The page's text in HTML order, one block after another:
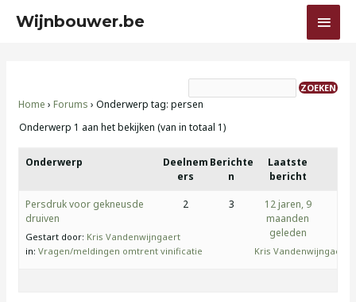
naarWijnbouwer.be
Home › Forums › Onderwerp tag: persen
Onderwerp 1 aan het bekijken (van in totaal 1)
Onderwerp
Deelnem
ers
Berichte
n
Laatste
bericht
Persdruk voor gekneusde
druiven
Gestart door: Kris Vandenwijngaert
in:Vragen/meldingen omtrent vinificatie
2 3
12 jaren, 9
maanden
geleden
Kris Vandenwijngaert